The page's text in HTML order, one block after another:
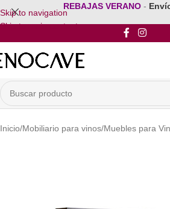
Skip to navigation
Skip to main content
REBAJAS VERANO -
Inicio/Mobiliario para vinos/Muebles para